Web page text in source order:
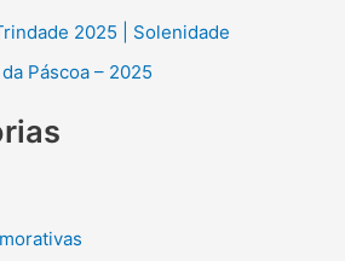
2025 | Solenidade
Páscoa – 2025